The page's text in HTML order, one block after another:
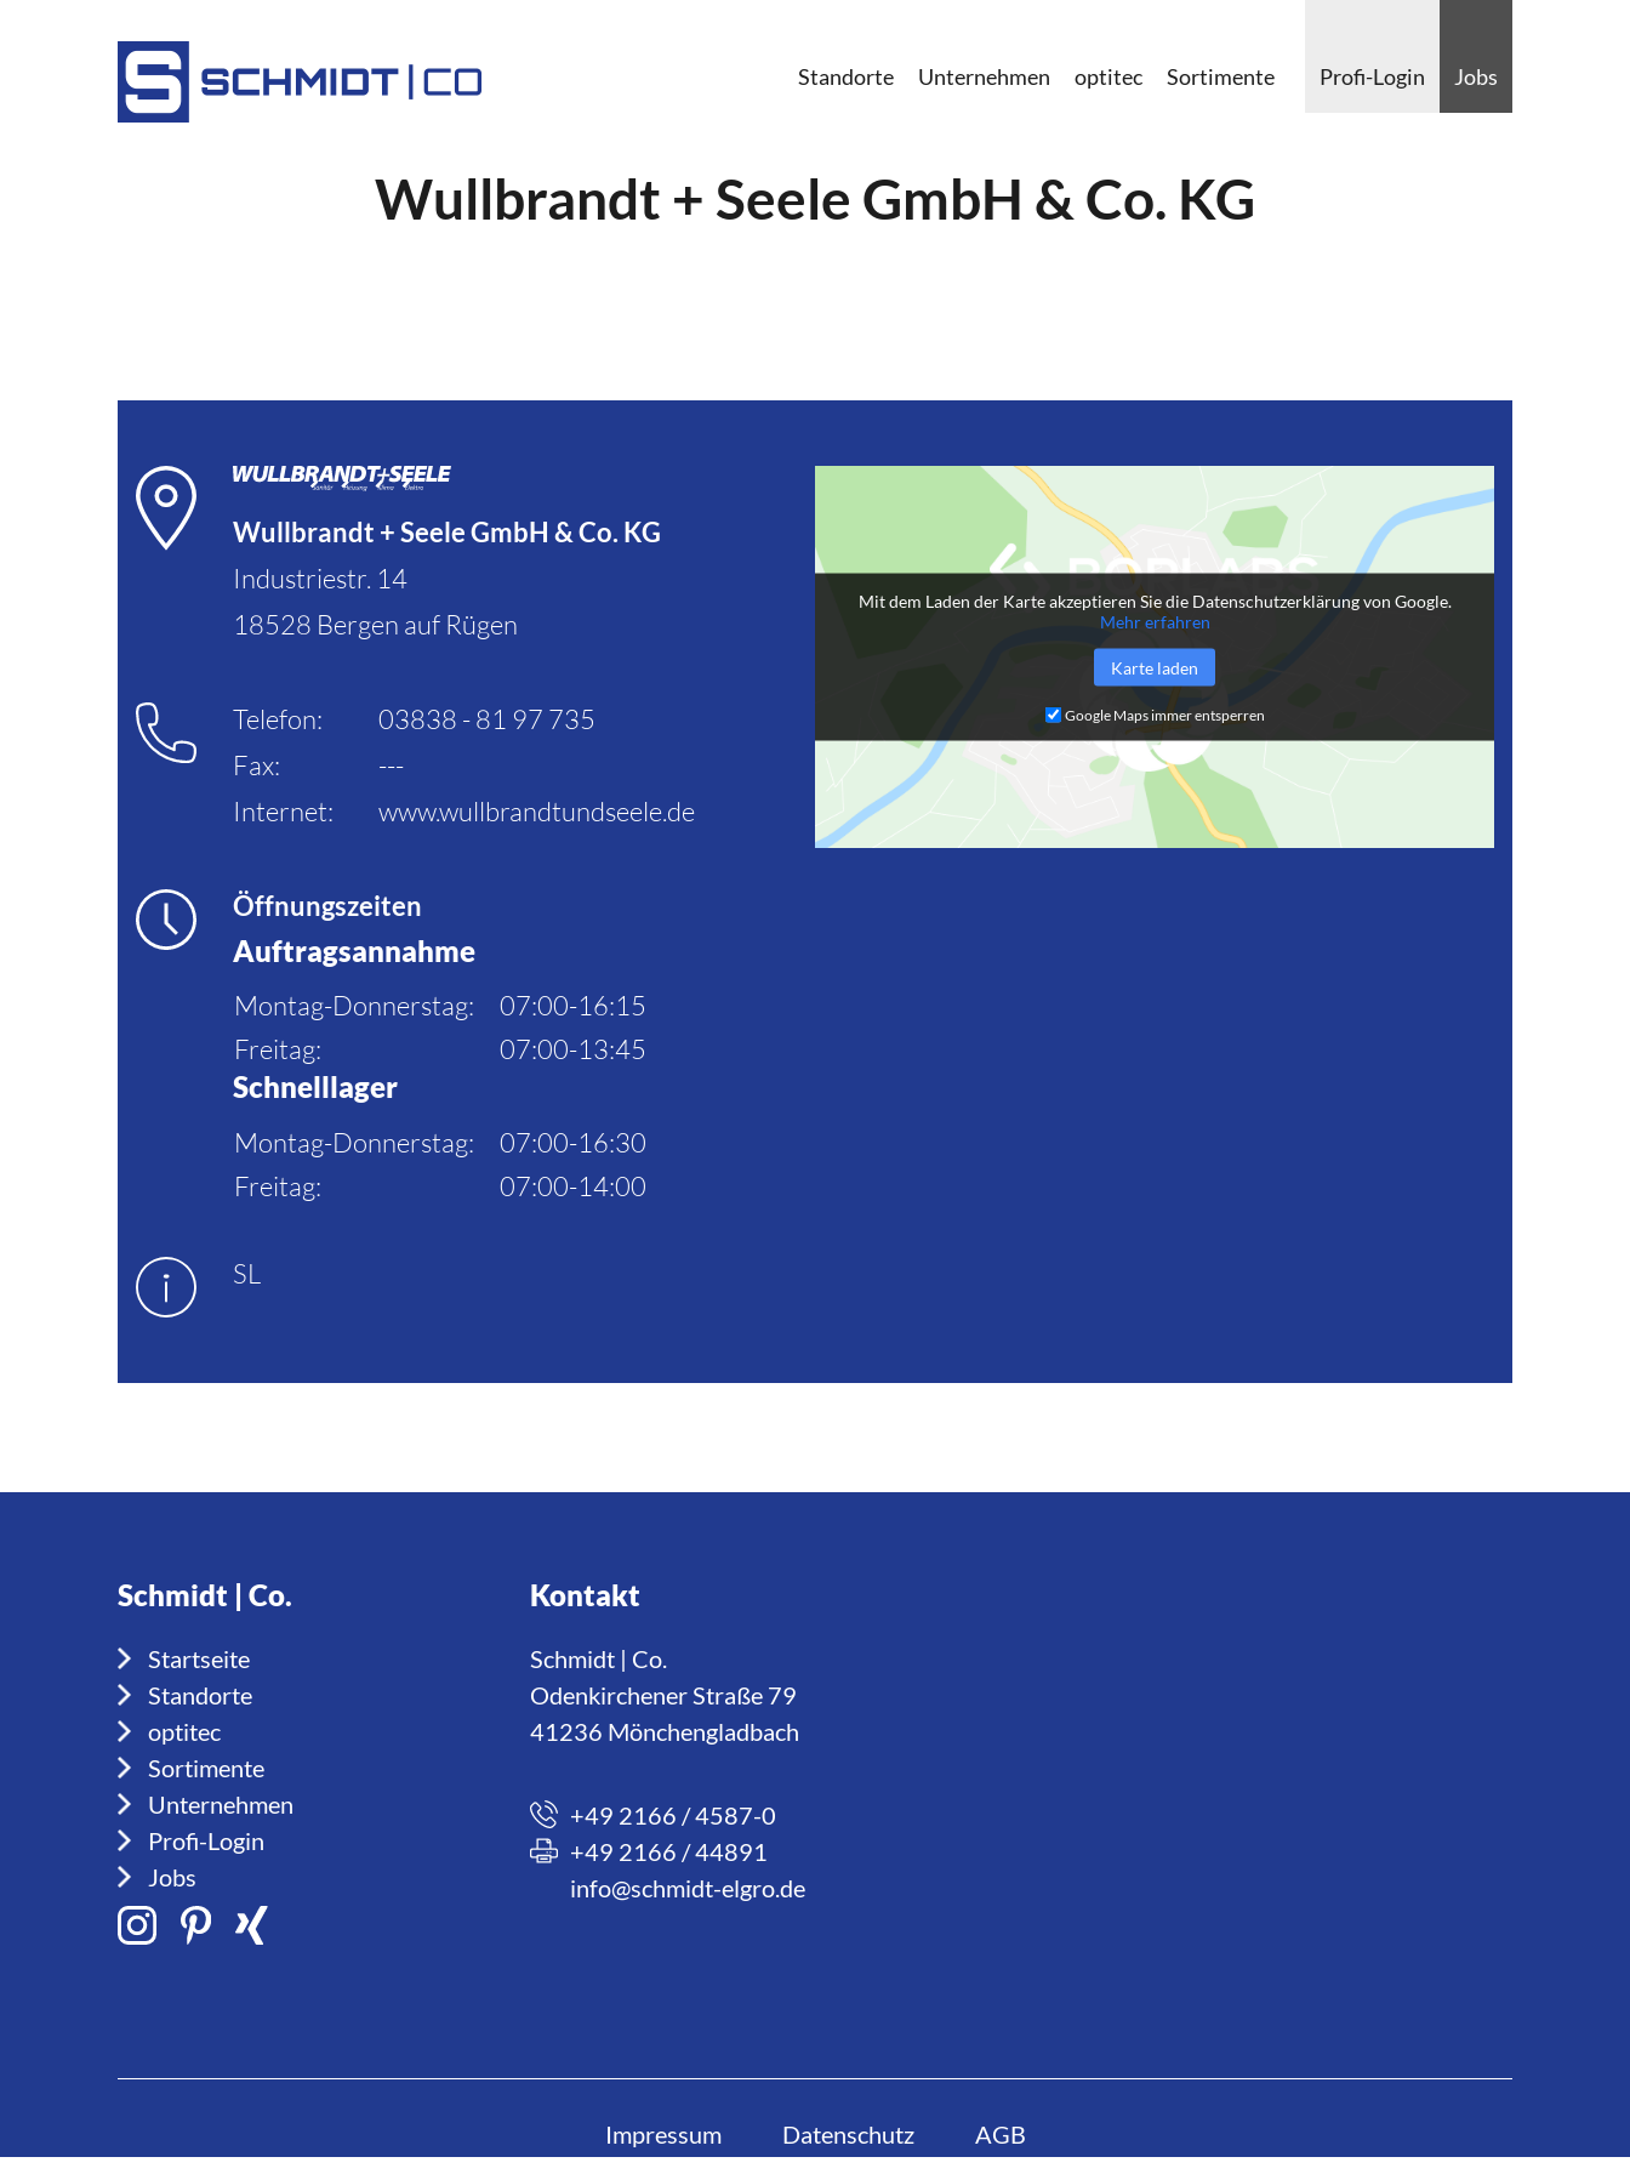
Standorte Unternehmen optitec Sortimente Profi-Login Jobs
Wullbrandt + Seele GmbH & Co. KG
Wullbrandt + Seele GmbH & Co. KG
Industriestr. 14
18528 Bergen auf Rügen
Telefon:
03838 - 81 97 735
Fax:
---
Internet:
www.wullbrandtundseele.de
Öffnungszeiten
Auftragsannahme
Montag-Donnerstag:
07:00-16:15
Freitag:
07:00-13:45
Schnelllager
Montag-Donnerstag:
07:00-16:30
Freitag:
07:00-14:00
SL
Mit dem Laden der Karte akzeptieren Sie die Datenschutzerklärung von Google.
Mehr erfahren
Karte laden
Google Maps immer entsperren
Schmidt | Co.
Startseite
Standorte
optitec
Sortimente
Unternehmen
Profi-Login
Jobs
Kontakt
Schmidt | Co.
Odenkirchener Straße 79
41236 Mönchengladbach
+49 2166 / 4587-0
+49 2166 / 44891
info@schmidt-elgro.de
Impressum Datenschutz AGB